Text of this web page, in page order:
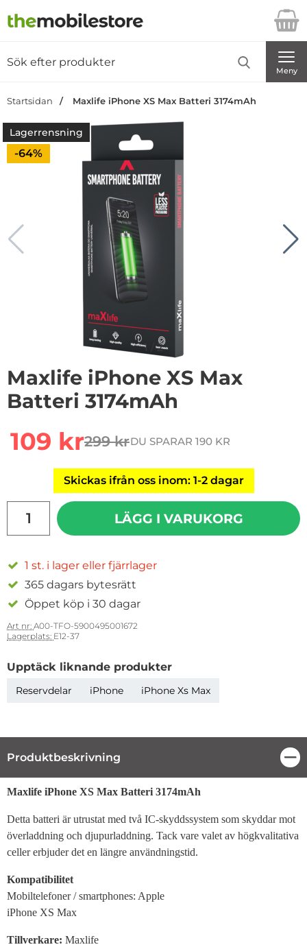
Startsidan för Danira Telecom AB
Meny
Startsidan Maxlife iPhone XS Max Batteri 3174mAh
Lagerrensning
Priset är nedsatt med
-64%
1 /2
Maxlife iPhone XS Max
Batteri 3174mAh
rea pris
109 krtidigare pris
299 krDU SPARAR 190 KR
Skickas ifrån oss inom: 1-2 dagar
LÄGG I VARUKORG
1 st. i lager eller fjärrlager
365 dagars bytesrätt
Öppet köp i 30 dagar
Art nr: A00-TFO-5900495001672
Lagerplats: E12-37
Upptäck liknande produkter
Reservdelar iPhone iPhone Xs Max
Produktbeskrivning
Produktbeskrivning
Maxlife iPhone XS Max Batteri 3174mAh
Detta batteri är utrustat med två IC-skyddssystem som skyddar mot
överladdning och djupurladdning. Tack vare valet av högkvalitativa
celler erbjuder det en längre användningstid.
Kompatibilitet
Mobiltelefoner / smartphones: Apple
iPhone XS Max
Tillverkare: Maxlife